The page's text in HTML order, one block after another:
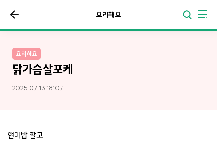
요리해요
요리해요
닭가슴살포케
2025.07.13 18:07
현미밥 깔고